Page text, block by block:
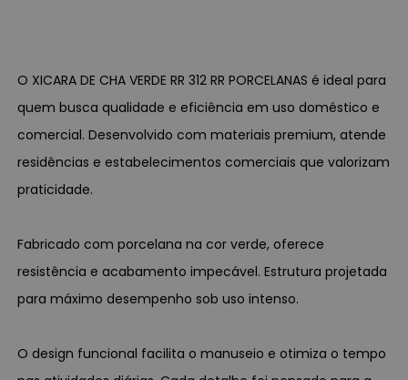
O XICARA DE CHA VERDE RR 312 RR PORCELANAS é ideal para
quem busca qualidade e eficiência em uso doméstico e
comercial. Desenvolvido com materiais premium, atende
residências e estabelecimentos comerciais que valorizam
praticidade.
Fabricado com porcelana na cor verde, oferece
resistência e acabamento impecável. Estrutura projetada
para máximo desempenho sob uso intenso.
O design funcional facilita o manuseio e otimiza o tempo